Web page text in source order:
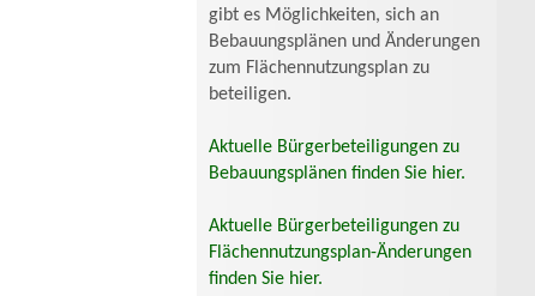
gibt es Möglichkeiten, sich an
Bebauungsplänen und Änderungen
zum Flächennutzungsplan zu
beteiligen.
Aktuelle Bürgerbeteiligungen zu
Bebauungsplänen finden Sie hier.
Aktuelle Bürgerbeteiligungen zu
Flächennutzungsplan-Änderungen
finden Sie hier.